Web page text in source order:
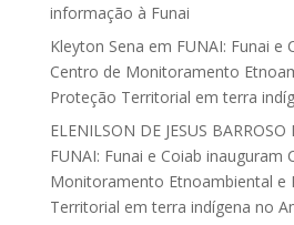
informação à Funai
Kleyton Sena em FUNAI: Funai e
Centro de Monitoramento
Proteção Territorial em terra
ELENILSON DE JESUS BARROSO
FUNAI: Funai e Coiab inauguram
Monitoramento Etnoambiental e
Territorial em terra indígena no